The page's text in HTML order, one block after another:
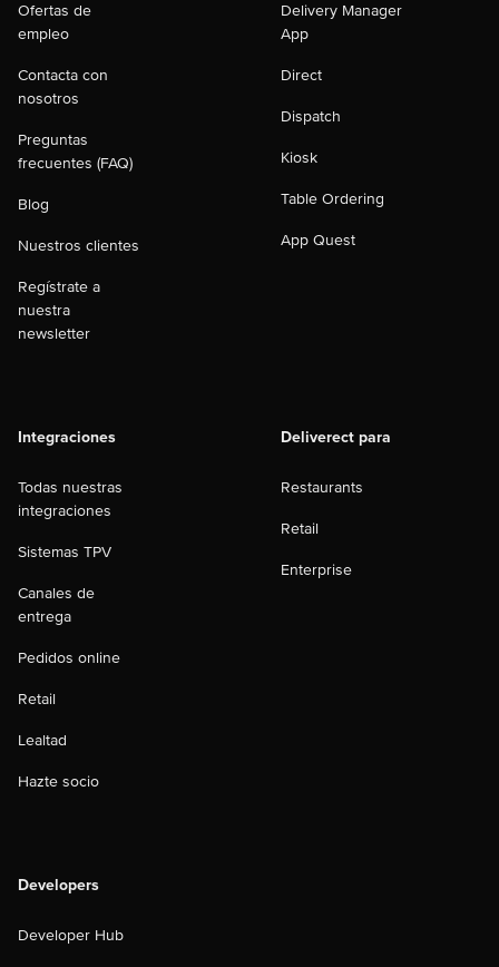
Ofertas de
empleo
Contacta con
nosotros
Preguntas
frecuentes (FAQ)
Blog
Nuestros clientes
Regístrate a
nuestra
newsletter
Delivery Manager
App
Direct
Dispatch
Kiosk
Table Ordering
App Quest
Integraciones
Todas nuestras
integraciones
Sistemas TPV
Canales de
entrega
Pedidos online
Retail
Lealtad
Hazte socio
Deliverect para
Restaurants
Retail
Enterprise
Developers
Developer Hub